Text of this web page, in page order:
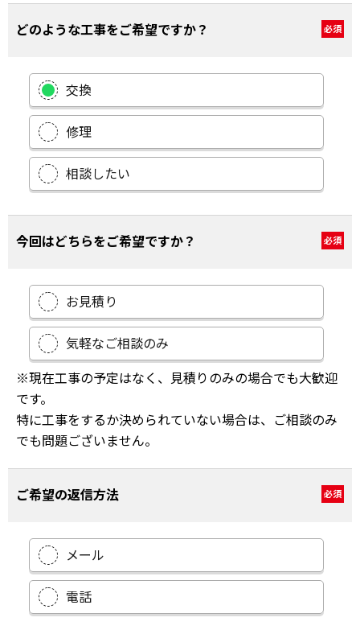
どのような工事をご希望ですか？ 必須
交換
修理
相談したい
今回はどちらをご希望ですか？ 必須
お見積り
気軽なご相談のみ
※現在工事の予定はなく、見積りのみの場合でも大歓迎
です。
特に工事をするか決められていない場合は、ご相談のみ
でも問題ございません。
ご希望の返信方法 必須
メール
電話